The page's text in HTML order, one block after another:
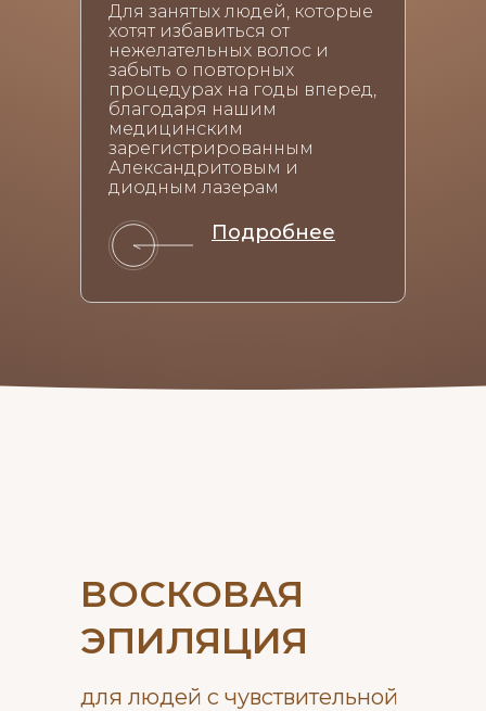
Подробнее
Для занятых людей, которые
хотят избавиться от
нежелательных волос и
забыть о повторных
процедурах на годы вперед,
благодаря нашим
медицинским
зарегистрированным
Александритовым и
диодным лазерам
для людей с чувствительной
ВОСКОВАЯ
ЭПИЛЯЦИЯ